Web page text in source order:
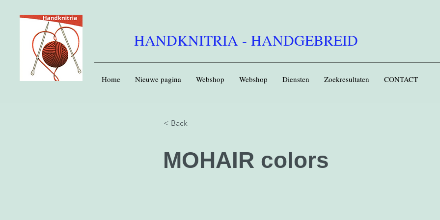
HANDKNITRIA - HANDGEBREID
Home Nieuwe pagina Webshop Webshop Diensten Zoekresultaten CONTACT
< Back
MOHAIR colors